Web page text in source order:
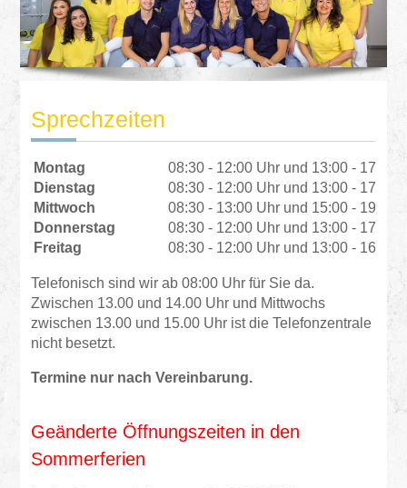
Sprechzeiten
Montag
08:30 - 12:00 Uhr und 13:00 - 17:30
Dienstag
08:30 - 12:00 Uhr und 13:00 - 17:30
Mittwoch
08:30 - 13:00 Uhr und 15:00 - 19:00
Donnerstag
08:30 - 12:00 Uhr und 13:00 - 17:30
Freitag
08:30 - 12:00 Uhr und 13:00 - 16:00
Telefonisch sind wir ab 08:00 Uhr für Sie da.
Zwischen 13.00 und 14.00 Uhr und Mittwochs
zwischen 13.00 und 15.00 Uhr ist die Telefonzentrale
nicht besetzt.
Termine nur nach Vereinbarung.
Geänderte Öffnungszeiten in den
Sommerferien